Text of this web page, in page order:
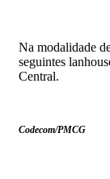
Na modalidade
seguintes
Central.
Codecom/PMCG